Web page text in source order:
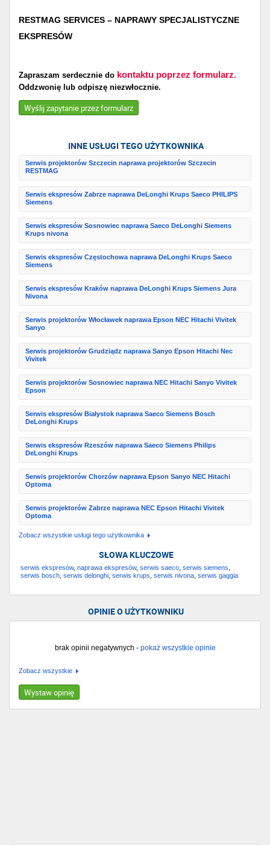
RESTMAG SERVICES – NAPRAWY SPECJALISTYCZNE
EKSPRESÓW
Zapraszam serdecznie do kontaktu poprzez formularz.
Oddzwonię lub odpiszę niezwłocznie.
Wyślij zapytanie przez formularz
INNE USŁUGI TEGO UŻYTKOWNIKA
Serwis projektorów Szczecin naprawa projektorów Szczecin
RESTMAG
Serwis ekspresów Zabrze naprawa DeLonghi Krups Saeco PHILIPS
Siemens
Serwis ekspresów Sosnowiec naprawa Saeco DeLonghi Siemens
Krups nivona
Serwis ekspresów Częstochowa naprawa DeLonghi Krups Saeco
Siemens
Serwis ekspresów Kraków naprawa DeLonghi Krups Siemens Jura
Nivona
Serwis projektorów Włocławek naprawa Epson NEC Hitachi Vivitek
Sanyo
Serwis projektorów Grudziądz naprawa Sanyo Epson Hitachi Nec
Vivitek
Serwis projektorów Sosnowiec naprawa NEC Hitachi Sanyo Vivitek
Epson
Serwis ekspresów Białystok naprawa Saeco Siemens Bosch
DeLonghi Krups
Serwis ekspresów Rzeszów naprawa Saeco Siemens Philips
DeLonghi Krups
Serwis projektorów Chorzów naprawa Epson Sanyo NEC Hitachi
Optoma
Serwis projektorów Zabrze naprawa NEC Epson Hitachi Vivitek
Optoma
Zobacz wszystkie usługi tego użytkownika
SŁOWA KLUCZOWE
serwis ekspresów, naprawa ekspresów, serwis saeco serwis siemens
serwis bosch serwis delonghi serwis krups serwis nivona serwis gaggia
OPINIE O UŻYTKOWNIKU
brak opinii negatywnych - pokaż wszystkie opinie
Zobacz wszystkie
Wystaw opinię